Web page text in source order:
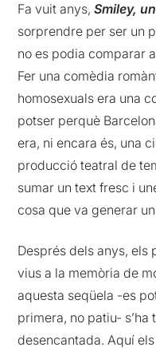
Fa vuit anys,Smiley,
sorprendre per ser un
no es podia comparar
Fer una comèdia
homosexuals era una
potser perquè
era, ni encara és, una
producció teatral de
sumar un text fresc i
cosa que va generar
Després dels anys, els
vius a la memòria de
aquesta seqüela -es
primera, no patiu- s’ha
desencantada. Aquí